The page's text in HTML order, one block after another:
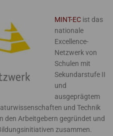
MINT-ECist das
nationale
Excellence-
Netzwerk von
Schulen mit
Sekundarstufe II
und
ausgeprägtem
und Technik
den Arbeitgebern gegründet und
zusammen.